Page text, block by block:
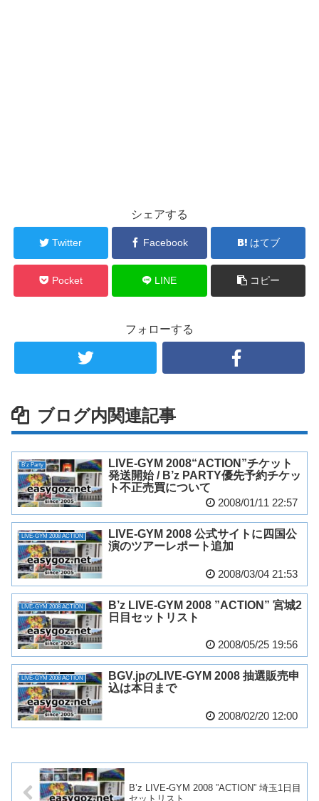
シェアする
Twitter Facebook はてブ
Pocket LINE コピー
フォローする
ブログ内関連記事
B'z Party
LIVE-GYM 2008“ACTION”チケット
発送開始 / B’z PARTY優先予約チケッ
ト不正売買について
2008/01/11 22:57
LIVE-GYM 2008 ACTION
LIVE-GYM 2008 公式サイトに四国公
演のツアーレポート追加
2008/03/04 21:53
LIVE-GYM 2008 ACTION
B’z LIVE-GYM 2008 ”ACTION” 宮城2
日目セットリスト
2008/05/25 19:56
LIVE-GYM 2008 ACTION
BGV.jpのLIVE-GYM 2008 抽選販売申
込は本日まで
2008/02/20 12:00
B’z LIVE-GYM 2008 ”ACTION” 埼玉1日目
セットリスト